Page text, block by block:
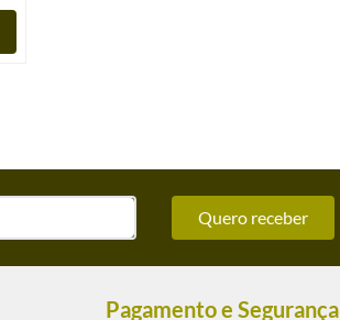
Quero receber
Pagamento e Segurança